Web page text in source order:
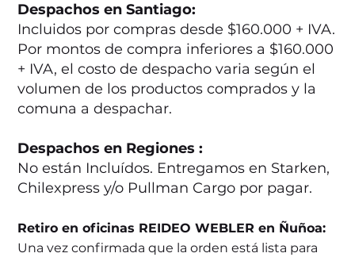
Despachos en Santiago:
Incluidos por compras desde $160.000 + IVA.
Por montos de compra inferiores a $160.000
+ IVA, el costo de despacho varia según el
volumen de los productos comprados y la
comuna a despachar.
Despachos en Regiones :
No están Incluídos. Entregamos en Starken,
Chilexpress y/o Pullman Cargo por pagar.
Retiro en oficinas REIDEO WEBLER en Ñuñoa:
Una vez confirmada que la orden está lista para